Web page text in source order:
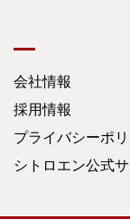
会社情報
採用情報
プライバシーポ
シトロエン公式サ